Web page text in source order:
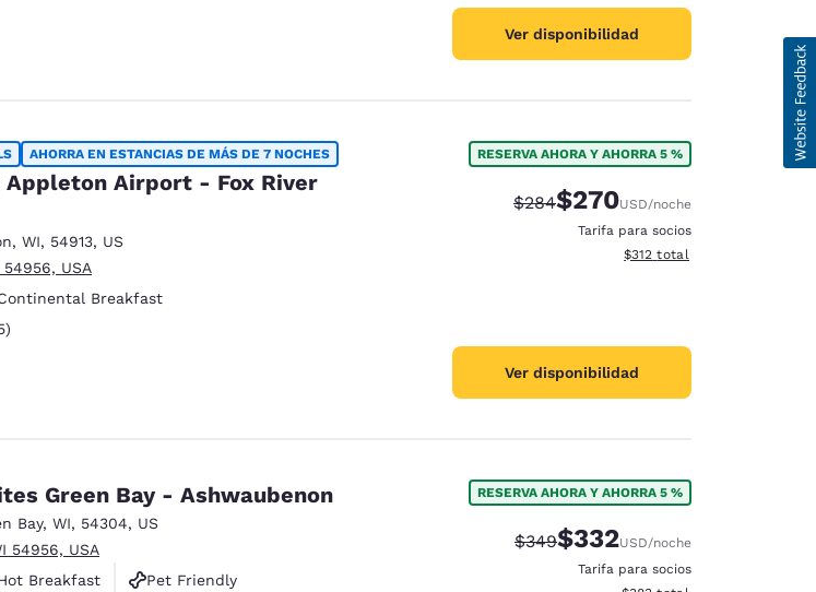
Ver disponibilidad
AHORRA EN ESTANCIAS DE MÁS DE 7 NOCHES
Appleton Airport - Fox River
, WI, 54913, US
USA
Breakfast
Bueno. 65 reseñas
RESERVA AHORA Y AHORRA 5 %
Precio tachado:
$284Precio con descuento:
$270USD/noche
Tarifa para socios
Ver detalles del total
$312 total
Ver disponibilidad
Quality Inn & Suites Green Bay - Ashwaubenon
Bay, WI, 54304, US
54956, USA
Breakfast
Pet Friendly
RESERVA AHORA Y AHORRA 5 %
Precio tachado:
$349Precio con descuento:
$332USD/noche
Tarifa para socios